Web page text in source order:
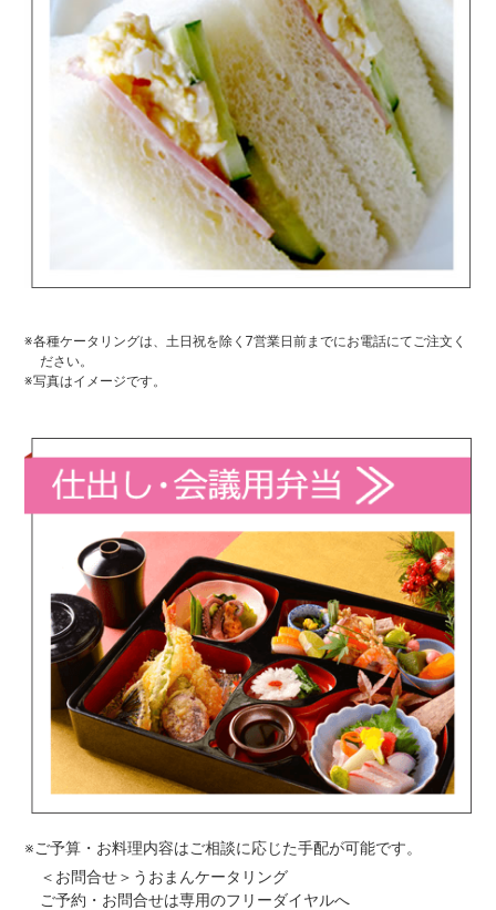
※各種ケータリングは、土日祝を除く7営業日前までにお電話にてご注文く
ださい。
※写真はイメージです。
※ご予算・お料理内容はご相談に応じた手配が可能です。
＜お問合せ＞うおまんケータリング
ご予約・お問合せは専用のフリーダイヤルへ